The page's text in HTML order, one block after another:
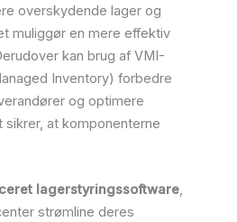
overskydende lager og
muliggør en mere effektiv
kan brug af VMI-
Inventory) forbedre
og optimere
sikrer, at komponenterne
lagerstyringssoftware,
strømline deres